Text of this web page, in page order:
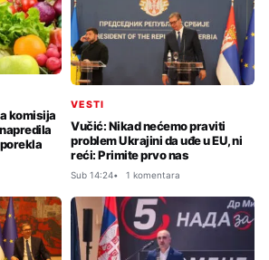
komisija
VESTI
Vučić: Nikad nećemo praviti
problem Ukrajini da uđe u EU, ni
reći: Primite prvo nas
Sub 14:24 1 komentara